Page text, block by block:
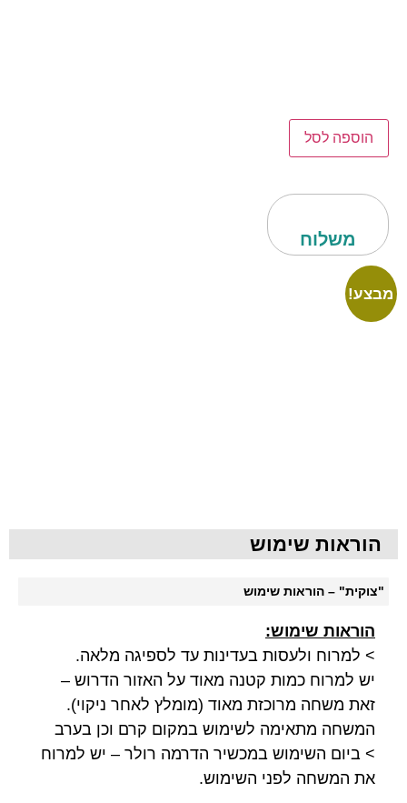
הוספה לסל
משלוח
מבצע!
הוראות שימוש
"צוקית" – הוראות שימוש
הוראות שימוש:
> למרוח ולעסות בעדינות עד לספיגה מלאה.
יש למרוח כמות קטנה מאוד על האזור הדרוש –
זאת משחה מרוכזת מאוד (מומלץ לאחר ניקוי).
המשחה מתאימה לשימוש במקום קרם וכן בערב
> ביום השימוש במכשיר הדרמה רולר – יש למרוח
את המשחה לפני השימוש.